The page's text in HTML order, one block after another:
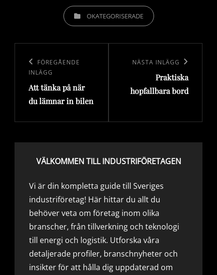
KATEGORIEROKATEGORISERADE
Föregående
FÖREGÅENDE
INLÄGG
Att tänka på när
du lämnar in bilen
Nästa
NÄSTA INLÄGG
Praktiska
hopfallbara bord
VÄLKOMMEN TILL INDUSTRIFÖRETAGEN
Vi är din kompletta guide till Sveriges
industriföretag! Här hittar du allt du
behöver veta om företag inom olika
branscher, från tillverkning och teknologi
till energi och logistik. Utforska våra
detaljerade profiler, branschnyheter och
insikter för att hålla dig uppdaterad om